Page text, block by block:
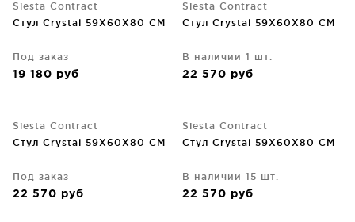
Siesta Contract
Стул Crystal 59X60X80 CM
Под заказ
19 180 руб
Siesta Contract
Стул Crystal 59X60X80 CM
В наличии 1 шт.
22 570 руб
Siesta Contract
Стул Crystal 59X60X80 CM
Под заказ
22 570 руб
Siesta Contract
Стул Crystal 59X60X80 CM
В наличии 15 шт.
22 570 руб